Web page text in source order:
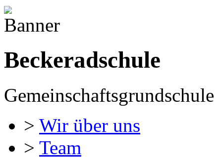
Beckeradschule
Gemeinschaftsgrundschule
> Wir über uns
> Team